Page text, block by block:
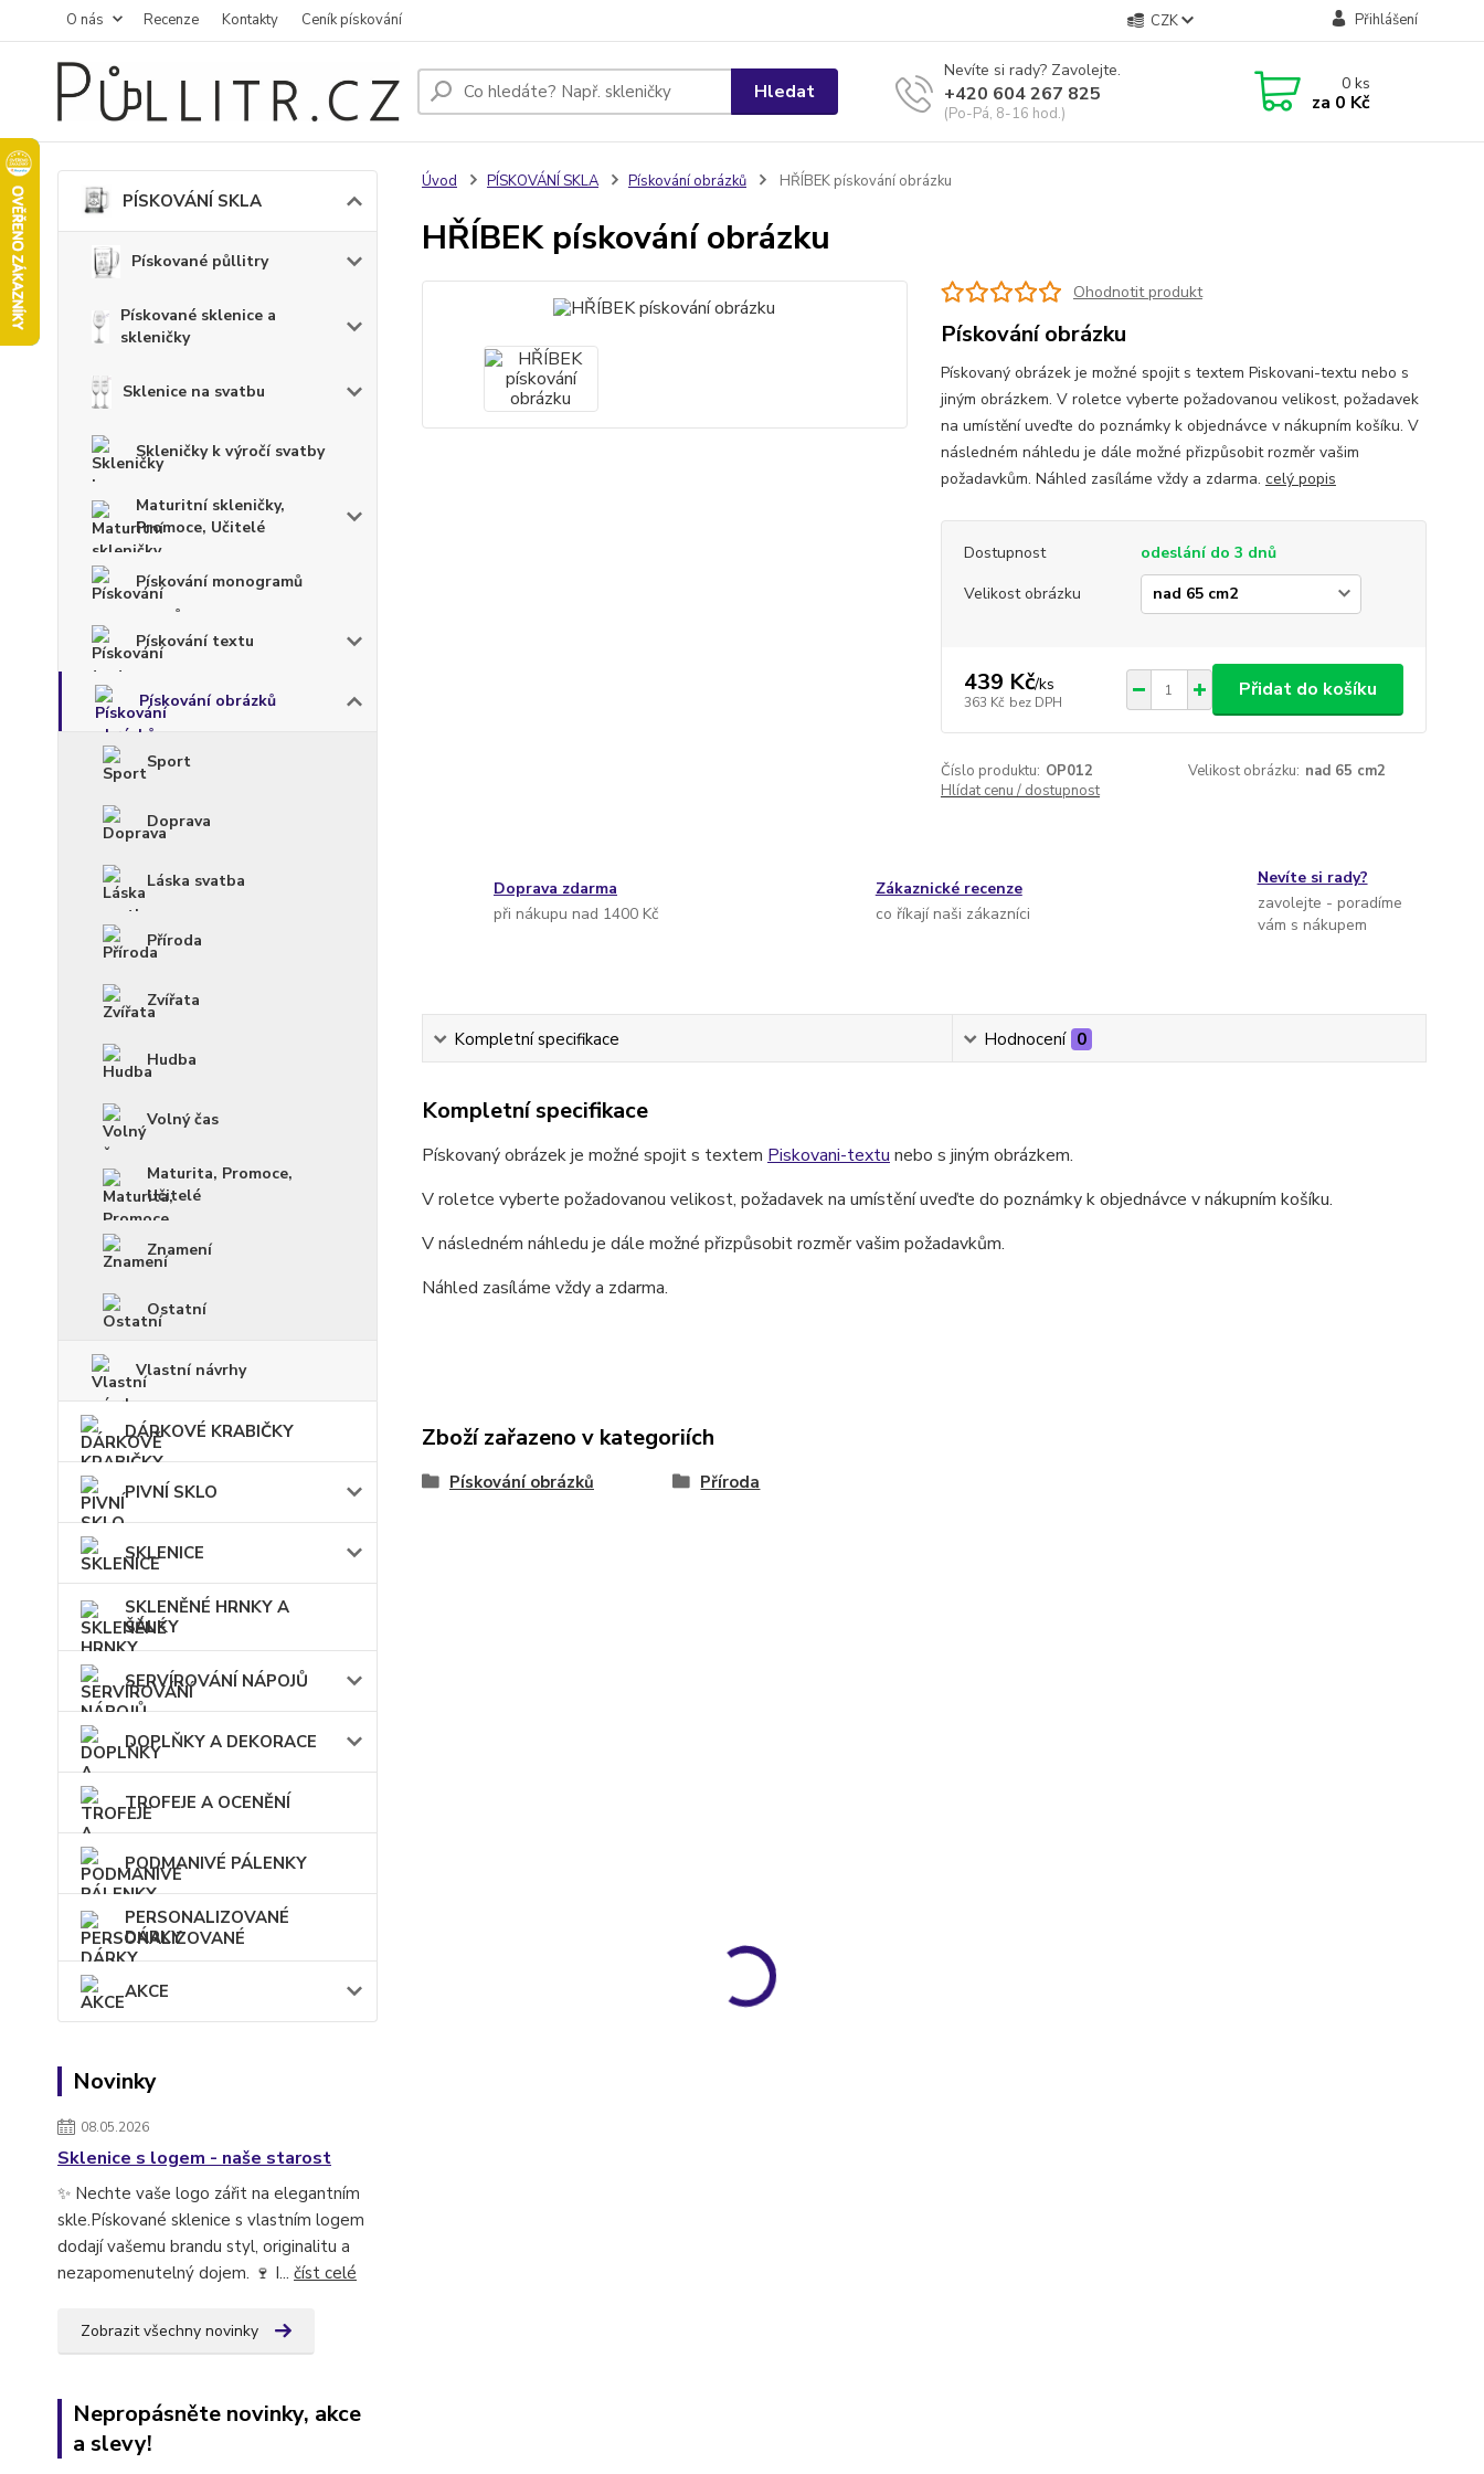
O nás Recenze Kontakty Ceník pískování CZK Přihlášení
Hledat
Nevíte si rady? Zavolejte.
+420 604 267 825
(Po-Pá, 8-16 hod.)
0ks
za 0 Kč
PÍSKOVÁNÍ SKLA
Pískované půllitry
Pískované sklenice a
skleničky
Sklenice na svatbu
Skleničky k výročí svatby
Maturitní skleničky,
Promoce, Učitelé
Pískování monogramů
Pískování textu
Pískování obrázků
Sport
Doprava
Láska svatba
Příroda
Zvířata
Hudba
Volný čas
Maturita, Promoce,
Učitelé
Znamení
Ostatní
Vlastní návrhy
DÁRKOVÉ KRABIČKY
PIVNÍ SKLO
SKLENICE
SKLENĚNÉ HRNKY A
ŠÁLKY
SERVÍROVÁNÍ NÁPOJŮ
DOPLŇKY A DEKORACE
TROFEJE A OCENĚNÍ
PODMANIVÉ PÁLENKY
PERSONALIZOVANÉ
DÁRKY
AKCE
Novinky
08.05.2026
Sklenice s logem - naše starost
✨ Nechte vaše logo zářit na elegantním
skle.Pískované sklenice s vlastním logem
dodají vašemu brandu styl, originalitu a
nezapomenutelný dojem. 🍷 I... číst celé
Zobrazit všechny novinky
Nepropásněte novinky, akce
a slevy!
Úvod PÍSKOVÁNÍ SKLA Pískování obrázků HŘÍBEK pískování obrázku
HŘÍBEK pískování obrázku
Ohodnotit produkt
Pískování obrázku
Pískovaný obrázek je možné spojit s textem Piskovani-textu nebo s
jiným obrázkem. V roletce vyberte požadovanou velikost, požadavek
na umístění uveďte do poznámky k objednávce v nákupním košíku. V
následném náhledu je dále možné přizpůsobit rozměr vašim
požadavkům. Náhled zasíláme vždy a zdarma. celý popis
Dostupnost
odeslání do 3 dnů
Velikost obrázku
439 Kč/ks
363 Kč bez DPH
Přidat do košíku
Číslo produktu: OP012 Velikost obrázku: nad 65 cm2
Hlídat cenu / dostupnost
Doprava zdarma
při nákupu nad 1400 Kč
Zákaznické recenze
co říkají naši zákazníci
Nevíte si rady?
zavolejte - poradíme
vám s nákupem
Kompletní specifikace Hodnocení 0
Kompletní specifikace
Pískovaný obrázek je možné spojit s textem Piskovani-textu nebo s jiným obrázkem.
V roletce vyberte požadovanou velikost, požadavek na umístění uveďte do poznámky k objednávce v nákupním košíku.
V následném náhledu je dále možné přizpůsobit rozměr vašim požadavkům.
Náhled zasíláme vždy a zdarma.
Zboží zařazeno v kategoriích
Pískování obrázků Příroda